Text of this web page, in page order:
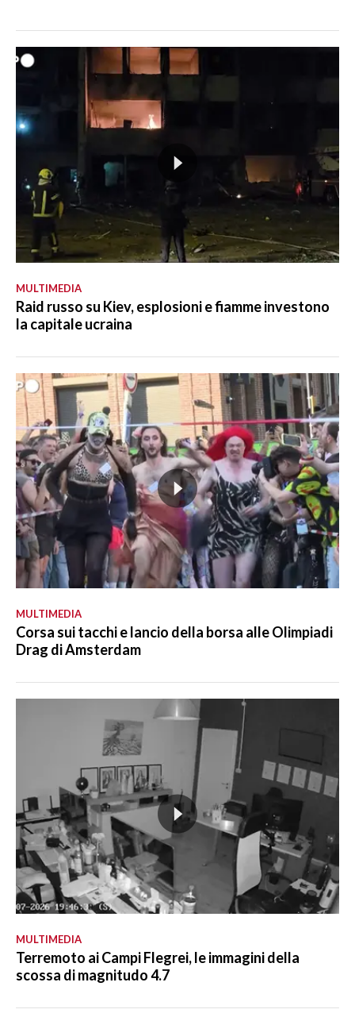
MULTIMEDIA
Raid russo su Kiev, esplosioni e fiamme investono
la capitale ucraina
MULTIMEDIA
Corsa sui tacchi e lancio della borsa alle Olimpiadi
Drag di Amsterdam
MULTIMEDIA
Terremoto ai Campi Flegrei, le immagini della
scossa di magnitudo 4.7